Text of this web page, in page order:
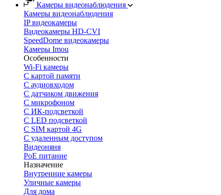
Камеры видеонаблюдения
Камеры видеонаблюдения
IP видеокамеры
Видеокамеры HD-CVI
SpeedDome видеокамеры
Камеры Imou
Особенности
Wi-Fi камеры
С картой памяти
С аудиовходом
С датчиком движения
С микрофоном
С ИК-подсветкой
С LED подсветкой
C SIM картой 4G
C удаленным доступом
Видеоняня
PoE питание
Назначение
Внутренние камеры
Уличные камеры
Для дома